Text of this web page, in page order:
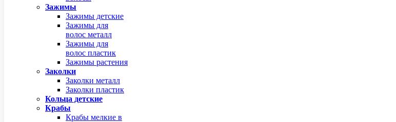
Зажимы
Зажимы детские
Зажимы для
волос металл
Зажимы для
волос пластик
Зажимы растения
Заколки
Заколки металл
Заколки пластик
Кольца детские
Крабы
Крабы мелкие в